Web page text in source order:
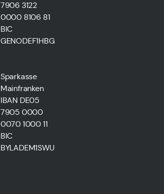
7906 3122
0000 8106 81
BIC
GENODEF1HBG
Sparkasse
Mainfranken
IBAN DE05
7905 0000
0070 1000 11
BIC
BYLADEM1SWU